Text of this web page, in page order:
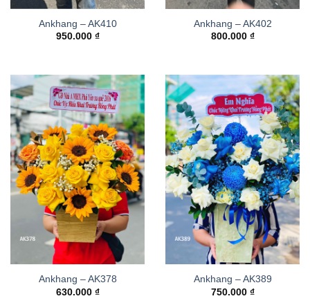
Ankhang – AK410
950.000 ₫
Ankhang – AK402
800.000 ₫
Ankhang – AK378
630.000 ₫
Ankhang – AK389
750.000 ₫